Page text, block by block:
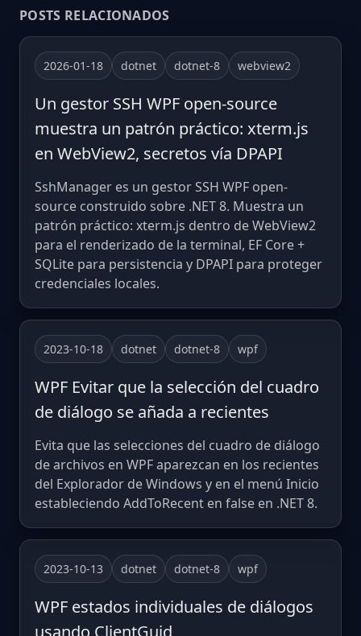
POSTS RELACIONADOS
2026-01-18 dotnet dotnet-8 webview2
Un gestor SSH WPF open-source
muestra un patrón práctico: xterm.js
en WebView2, secretos vía DPAPI
SshManager es un gestor SSH WPF open-
source construido sobre .NET 8. Muestra un
patrón práctico: xterm.js dentro de WebView2
para el renderizado de la terminal, EF Core +
SQLite para persistencia y DPAPI para proteger
credenciales locales.
2023-10-18 dotnet dotnet-8 wpf
WPF Evitar que la selección del cuadro
de diálogo se añada a recientes
Evita que las selecciones del cuadro de diálogo
de archivos en WPF aparezcan en los recientes
del Explorador de Windows y en el menú Inicio
estableciendo AddToRecent en false en .NET 8.
2023-10-13 dotnet dotnet-8 wpf
WPF estados individuales de diálogos
usando ClientGuid